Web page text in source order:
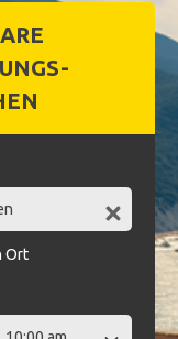
Ort